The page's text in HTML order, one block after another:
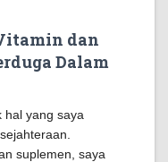
dan
Dalam
hal yang saya
suplemen, saya